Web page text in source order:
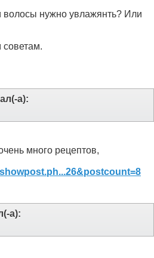
нужно увлажянть? Или
а):
много рецептов,
а):